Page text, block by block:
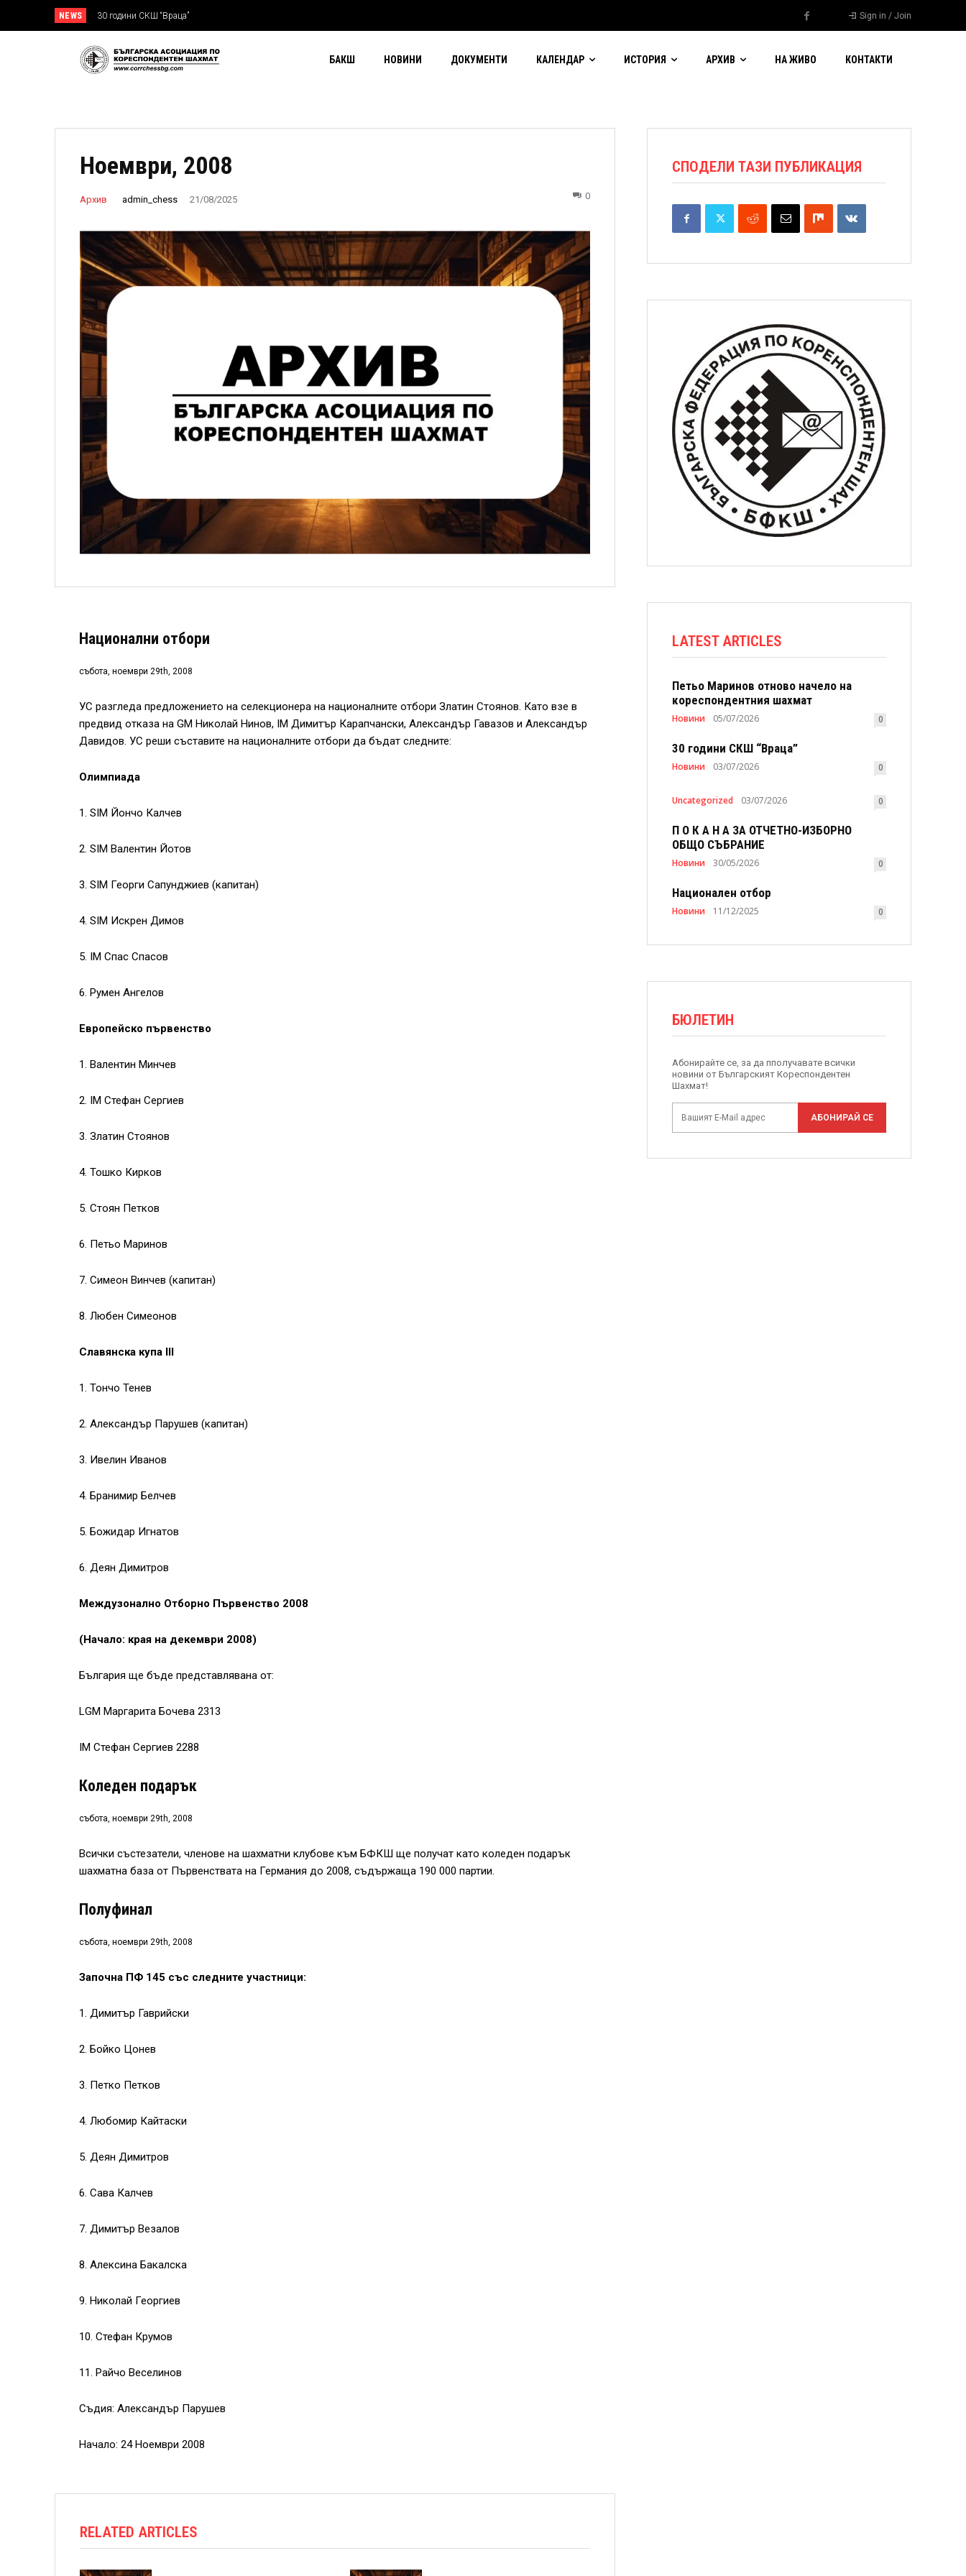
NEWS 30 години СКШ “Враца” Sign in / Join
БАКШ НОВИНИ ДОКУМЕНТИ КАЛЕНДАР ИСТОРИЯ АРХИВ НА ЖИВО КОНТАКТИ
Ноември, 2008
Архив admin_chess 21/08/2025 0
Национални отбори
събота, ноември 29th, 2008
УС разгледа предложението на селекционера на националните отбори Златин Стоянов. Като взе в
предвид отказа на GM Николай Нинов, IM Димитър Карапчански, Александър Гавазов и Александър
Давидов. УС реши съставите на националните отбори да бъдат следните:
Олимпиада
1. SIM Йончо Калчев
2. SIM Валентин Йотов
3. SIM Георги Сапунджиев (капитан)
4. SIM Искрен Димов
5. IM Спас Спасов
6. Румен Ангелов
Европейско първенство
1. Валентин Минчев
2. IM Стефан Сергиев
3. Златин Стоянов
4. Тошко Кирков
5. Стоян Петков
6. Петьо Маринов
7. Симеон Винчев (капитан)
8. Любен Симеонов
Славянска купа III
1. Тончо Тенев
2. Александър Парушев (капитан)
3. Ивелин Иванов
4. Бранимир Белчев
5. Божидар Игнатов
6. Деян Димитров
Междузонално Отборно Първенство 2008
(Начало: края на декември 2008)
България ще бъде представлявана от:
LGM Маргарита Бочева 2313
IM Стефан Сергиев 2288
Коледен подарък
събота, ноември 29th, 2008
Всички състезатели, членове на шахматни клубове към БФКШ ще получат като коледен подарък
шахматна база от Първенствата на Германия до 2008, съдържаща 190 000 партии.
Полуфинал
събота, ноември 29th, 2008
Започна ПФ 145 със следните участници:
1. Димитър Гаврийски
2. Бойко Цонев
3. Петко Петков
4. Любомир Кайтаски
5. Деян Димитров
6. Сава Калчев
7. Димитър Везалов
8. Алексина Бакалска
9. Николай Георгиев
10. Стефан Крумов
11. Райчо Веселинов
Съдия: Александър Парушев
Начало: 24 Ноември 2008
RELATED ARTICLES
СПОДЕЛИ ТАЗИ ПУБЛИКАЦИЯ
LATEST ARTICLES
Петьо Маринов отново начело на
кореспондентния шахмат
Новини 05/07/2026 0
30 години СКШ “Враца”
Новини 03/07/2026 0
Uncategorized 03/07/2026 0
П О К А Н А ЗА ОТЧЕТНО-ИЗБОРНО
ОБЩО СЪБРАНИЕ
Новини 30/05/2026 0
Национален отбор
Новини 11/12/2025 0
БЮЛЕТИН
Абонирайте се, за да пполучавате всички
новини от Българският Кореспондентен
Шахмат!
АБОНИРАЙ СЕ